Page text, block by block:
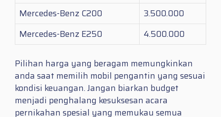
Mercedes-Benz C200
3.500.000
Mercedes-Benz E250
4.500.000
Pilihan harga yang beragam memungkinkan
anda saat memilih mobil pengantin yang sesuai
kondisi keuangan. Jangan biarkan budget
menjadi penghalang kesuksesan acara
pernikahan spesial yang memukau semua